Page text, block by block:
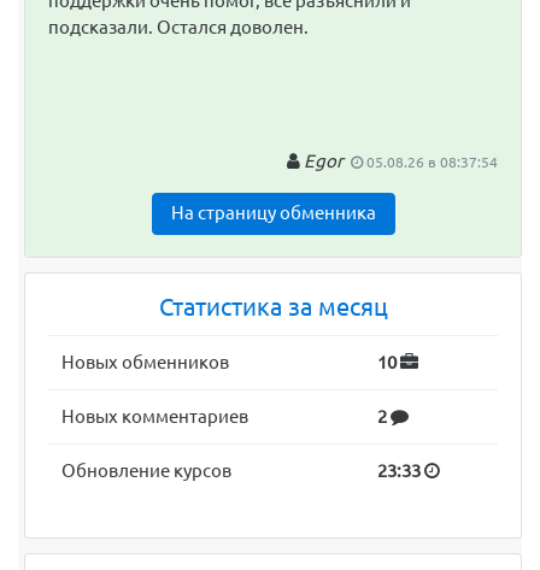
подсказали. Остался доволен.
Egor 05.08.26 в 08:37:54
На страницу обменника
Статистика за месяц
Новых обменников 10
Новых комментариев 2
Обновление курсов 23:33